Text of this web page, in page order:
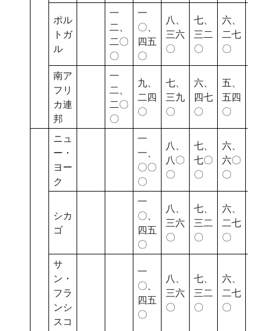
ポル
トガ
ル
一
二、
二〇
〇
一
〇、
四五
〇
八、
三六
〇
七、
三二
〇
六、
二七
〇
南ア
フリ
カ連
邦
一
二、
二〇
〇
九、
二四
〇
七、
三九
〇
六、
四七
〇
五、
五四
〇
ニュ
ー・
ヨー
ク
一
一、
〇〇
〇
八、
八〇
〇
七、
七〇
〇
六、
六〇
〇
シカ
ゴ
一
〇、
四五
〇
八、
三六
〇
七、
三二
〇
六、
二七
〇
サ
ン・
フラ
ンシ
スコ
一
〇、
四五
〇
八、
三六
〇
七、
三二
〇
六、
二七
〇